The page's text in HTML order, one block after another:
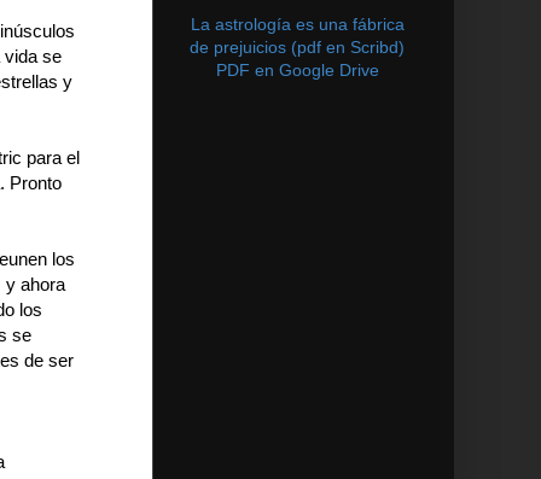
vida se
y
para el
Pronto
los
y ahora
los
se
de ser
La astrología es una fábrica
de prejuicios (pdf en Scribd)
PDF en Google Drive